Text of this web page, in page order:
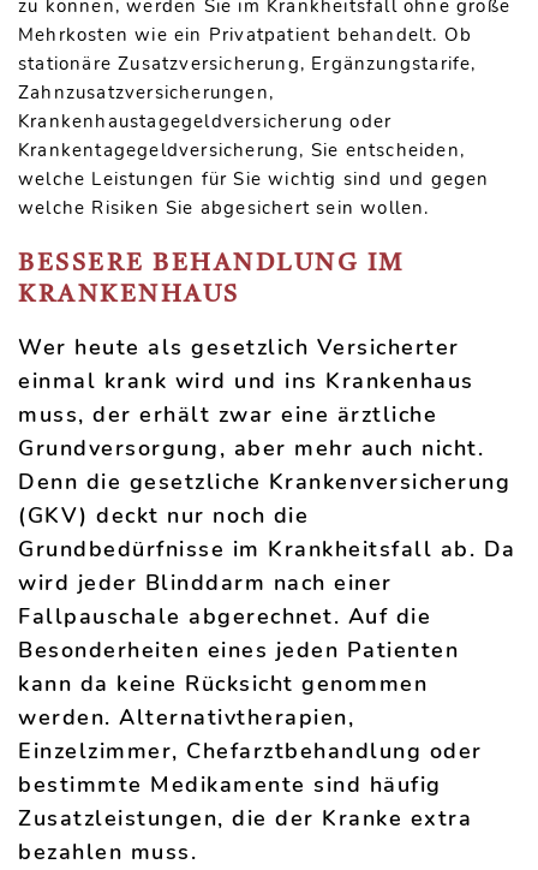
zu können, werden Sie im Krankheitsfall ohne große
Mehrkosten wie ein Privatpatient behandelt. Ob
stationäre Zusatzversicherung, Ergänzungstarife,
Zahnzusatzversicherungen,
Krankenhaustagegeldversicherung oder
Krankentagegeldversicherung, Sie entscheiden,
welche Leistungen für Sie wichtig sind und gegen
welche Risiken Sie abgesichert sein wollen.
BESSERE BEHANDLUNG IM
KRANKENHAUS
Wer heute als gesetzlich Versicherter
einmal krank wird und ins Krankenhaus
muss, der erhält zwar eine ärztliche
Grundversorgung, aber mehr auch nicht.
Denn die gesetzliche Krankenversicherung
(GKV) deckt nur noch die
Grundbedürfnisse im Krankheitsfall ab. Da
wird jeder Blinddarm nach einer
Fallpauschale abgerechnet. Auf die
Besonderheiten eines jeden Patienten
kann da keine Rücksicht genommen
werden. Alternativtherapien,
Einzelzimmer, Chefarztbehandlung oder
bestimmte Medikamente sind häufig
Zusatzleistungen, die der Kranke extra
bezahlen muss.